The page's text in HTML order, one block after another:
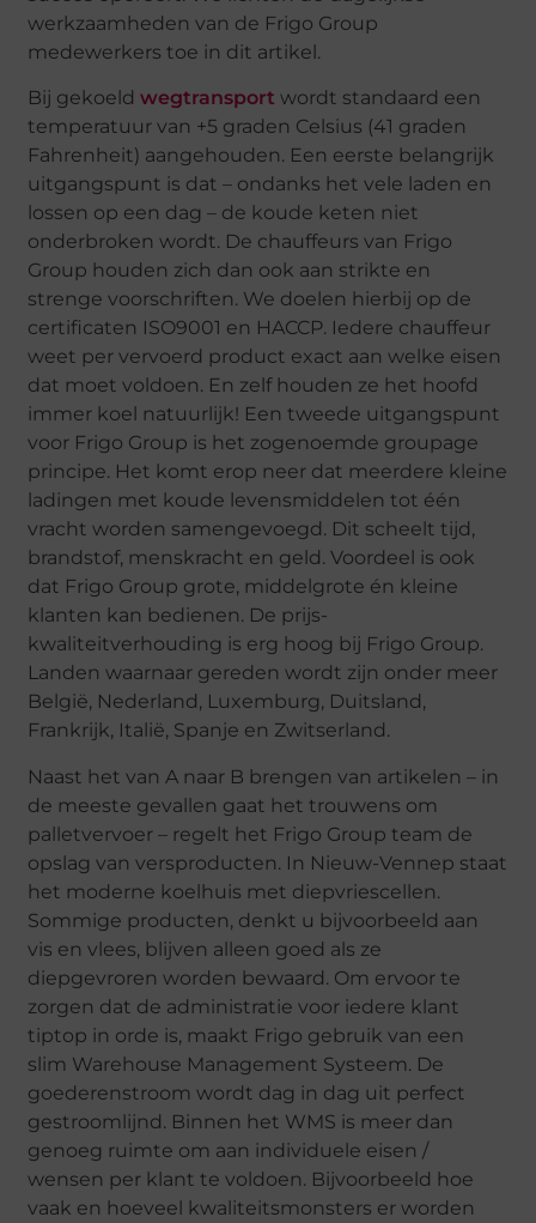
werkzaamheden van de Frigo Group
medewerkers toe in dit artikel.
Bij gekoeldwegtransport wordt standaard een
temperatuur van +5 graden Celsius (41 graden
Fahrenheit) aangehouden. Een eerste belangrijk
uitgangspunt is dat – ondanks het vele laden en
lossen op een dag – de koude keten niet
onderbroken wordt. De chauffeurs van Frigo
Group houden zich dan ook aan strikte en
strenge voorschriften. We doelen hierbij op de
certificaten ISO9001 en HACCP. Iedere chauffeur
weet per vervoerd product exact aan welke eisen
dat moet voldoen. En zelf houden ze het hoofd
immer koel natuurlijk! Een tweede uitgangspunt
voor Frigo Group is het zogenoemde groupage
principe. Het komt erop neer dat meerdere kleine
ladingen met koude levensmiddelen tot één
vracht worden samengevoegd. Dit scheelt tijd,
brandstof, menskracht en geld. Voordeel is ook
dat Frigo Group grote, middelgrote én kleine
klanten kan bedienen. De prijs-
kwaliteitverhouding is erg hoog bij Frigo Group.
Landen waarnaar gereden wordt zijn onder meer
België, Nederland, Luxemburg, Duitsland,
Frankrijk, Italië, Spanje en Zwitserland.
Naast het van A naar B brengen van artikelen – in
de meeste gevallen gaat het trouwens om
palletvervoer – regelt het Frigo Group team de
opslag van versproducten. In Nieuw-Vennep staat
het moderne koelhuis met diepvriescellen.
Sommige producten, denkt u bijvoorbeeld aan
vis en vlees, blijven alleen goed als ze
diepgevroren worden bewaard. Om ervoor te
zorgen dat de administratie voor iedere klant
tiptop in orde is, maakt Frigo gebruik van een
slim Warehouse Management Systeem. De
goederenstroom wordt dag in dag uit perfect
gestroomlijnd. Binnen het WMS is meer dan
genoeg ruimte om aan individuele eisen /
wensen per klant te voldoen. Bijvoorbeeld hoe
vaak en hoeveel kwaliteitsmonsters er worden